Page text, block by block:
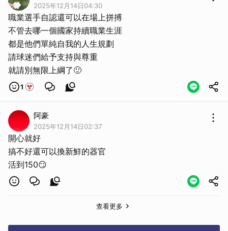
2025年12月14日04:30
職業選手自認還可以在場上拼搏
不管去哪一個國家持續職業生涯
都是他們單純自我的人生規劃
請球迷們給予支持與尊重
就請別無限上綱了🙂
1
阿豪
2025年12月14日02:37
開心就好
搞不好還可以換新鮮的器官
活到150😏
查看更多